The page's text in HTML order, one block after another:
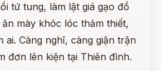
tứ tung, làm lật giá gạo đổ
mày khóc lóc thảm thiết,
ai. Càng nghĩ, càng giận trận
đơn lên kiện tại Thiên đình.